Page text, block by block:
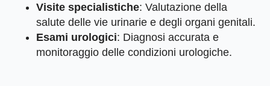
Visite specialistiche: Valutazione della
salute delle vie urinarie e degli organi genitali.
Esami urologici: Diagnosi accurata e
monitoraggio delle condizioni urologiche.